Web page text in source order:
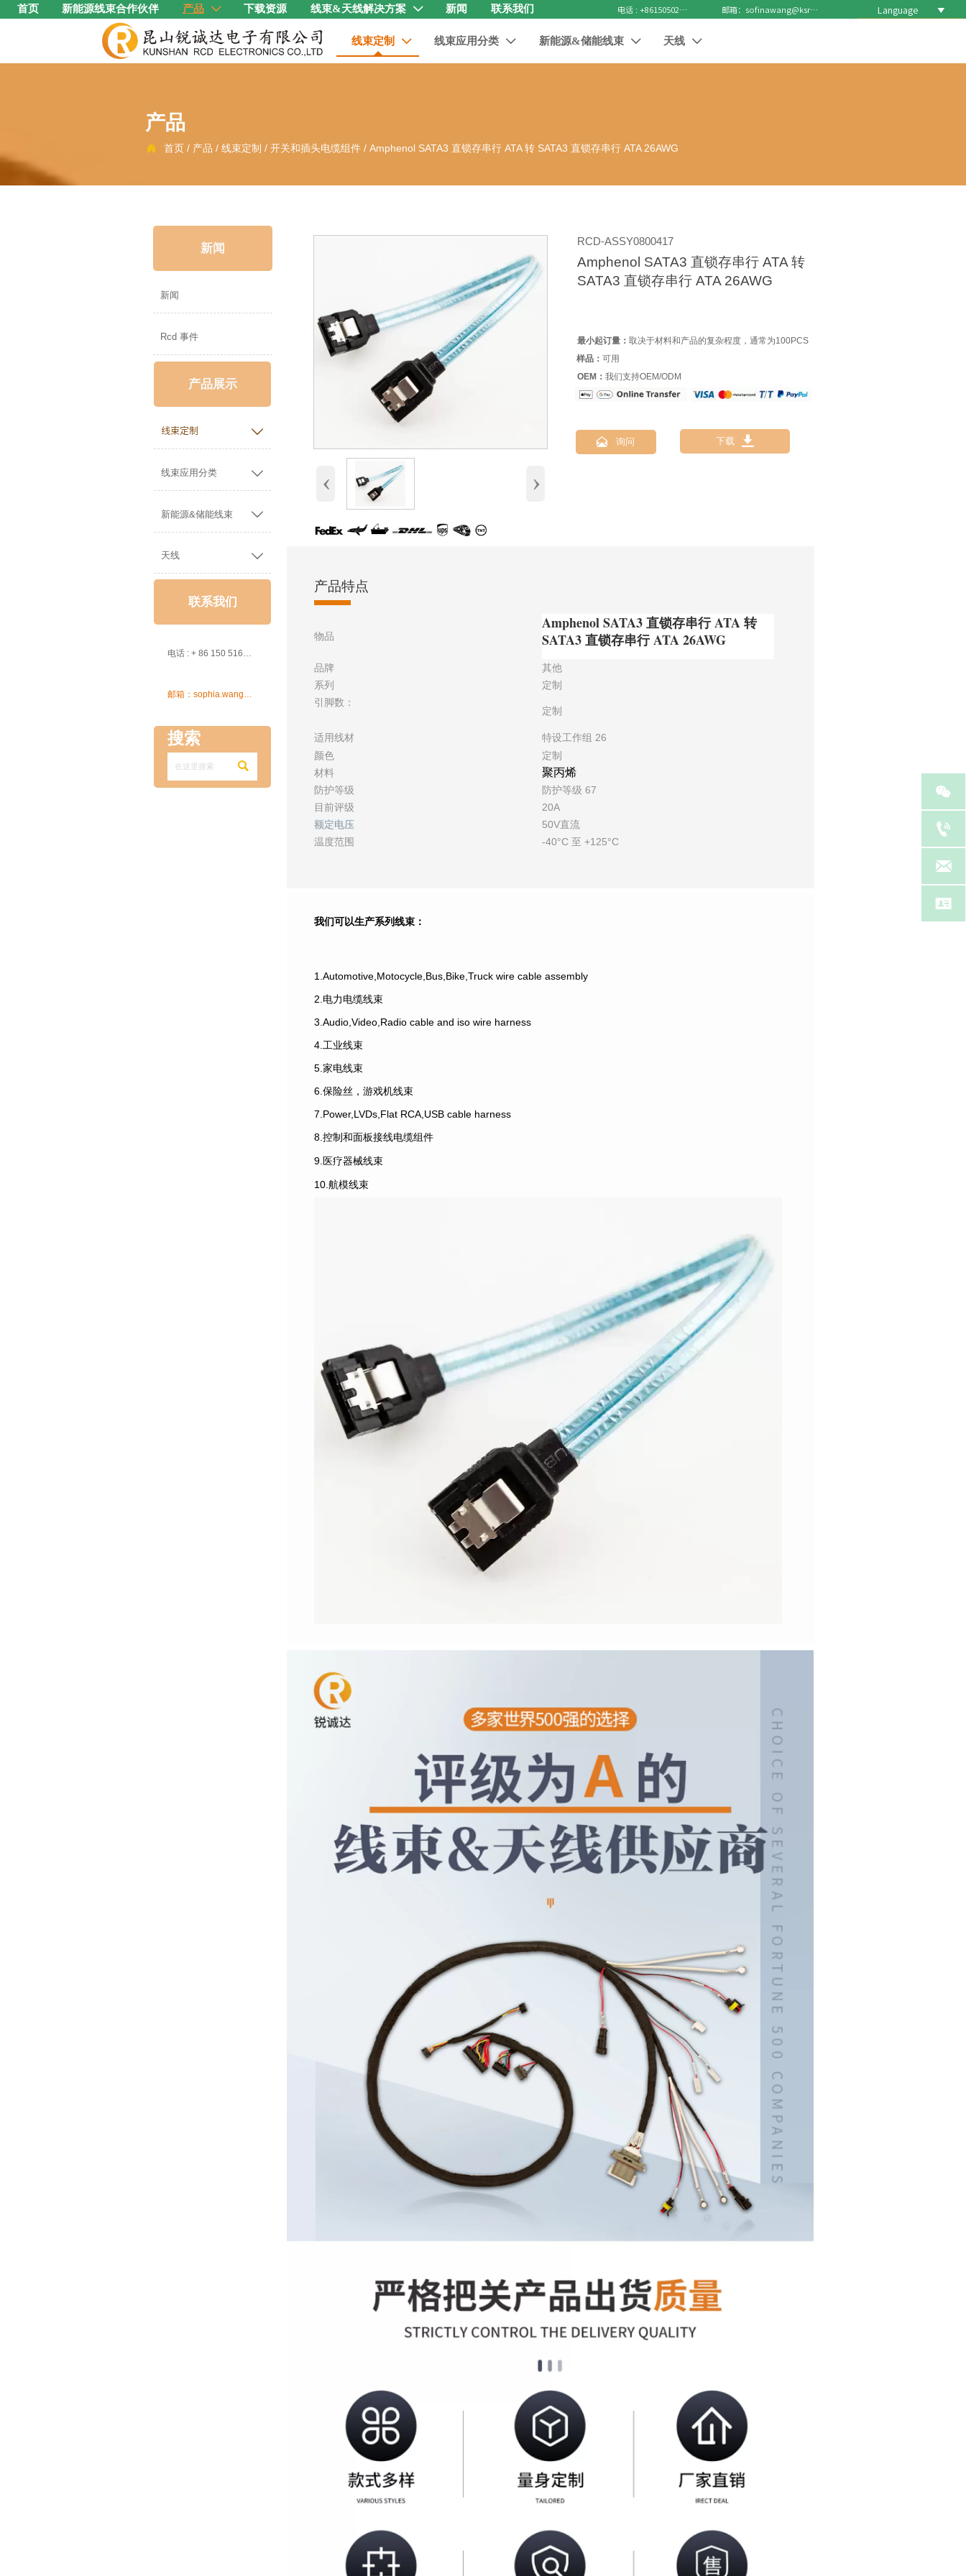
首页 新能源线束合作伙伴 产品  下载资源 线束&天线解决方案  新闻 联系我们 电话 : +8615050271688 邮箱：sofinawang@ksrcd.com Language 
线束定制  线束应用分类  新能源&储能线束  天线 
产品
 首页 / 产品 /线束定制 /开关和插头电缆组件 /Amphenol SATA3 直锁存串行 ATA 转 SATA3 直锁存串行 ATA 26AWG
新闻
新闻
Rcd 事件
产品展示
线束定制 
线束应用分类 
新能源&储能线束 
天线 
联系我们
电话 : + 86 150 5162 5639

搜索

‹ ›
RCD-ASSY0800417
Amphenol SATA3 直锁存串行 ATA 转
SATA3 直锁存串行 ATA 26AWG
最小起订量： 取决于材料和产品的复杂程度，通常为100PCS
样品：可用
OEM： 我们支持OEM/ODM
 询问 下载 
产品特点
物品
Amphenol SATA3 直锁存串行 ATA 转
SATA3 直锁存串行 ATA 26AWG
品牌
其他
系列
定制
引脚数：
定制
适用线材
特设工作组 26
颜色
定制
材料
聚丙烯
防护等级
防护等级 67
目前评级
20A
额定电压
50V直流
温度范围
-40°C 至 +125°C
我们可以生产系列线束：
1.Automotive,Motocycle,Bus,Bike,Truck wire cable assembly
2.电力电缆线束
3.Audio,Video,Radio cable and iso wire harness
4.工业线束
5.家电线束
6.保险丝，游戏机线束
7.Power,LVDs,Flat RCA,USB cable harness
8.控制和面板接线电缆组件
9.医疗器械线束
10.航模线束



